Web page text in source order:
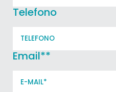
Telefono
Email**